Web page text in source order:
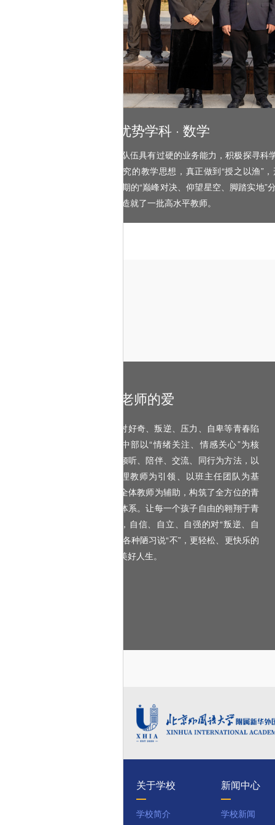
优势学科 · 数学
数学队伍具有过硬的业务能力，积极探寻
合作、探究的教学思想，真正做到“授之以渔”
色，每学期的“巅峰对决、仰望星空、脚踏实地
果显著，造就了一批高水平教师。
来自老师的爱
面对好奇、叛逆、压力、自卑等青春陷
阱，初中部以“情绪关注、情感关心”为核
心，以倾听、陪伴、交流、同行为方法，以
专业心理教师为引领、以班主任团队为基
础、以全体教师为辅助，构筑了全方位的青
春关怀体系。让每一个孩子自由的翱翔于青
春之海，自信、自立、自强的对“叛逆、自
卑”以及各种陋习说“不”，更轻松、更快乐的
去拥抱美好人生。
关于学校
学校简介
新闻中心
学校新闻